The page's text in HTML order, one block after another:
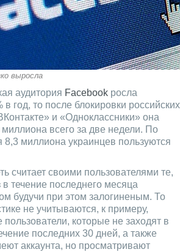
выросла
аудитория Facebook росла
год, то после блокировки российских
и «Одноклассники» она
всего за две недели. По
миллиона украинцев пользуются
считает своими пользователями те,
в течение последнего месяца
будучи при этом залогиненым. То
не учитываются, к примеру,
которые не заходят в
последних 30 дней, а также
аккаунта, но просматривают